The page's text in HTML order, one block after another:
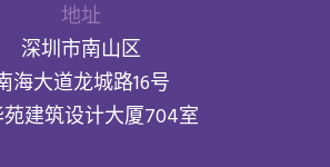
地址
深圳市南山区
海大道龙城路16号
建筑设计大厦704室